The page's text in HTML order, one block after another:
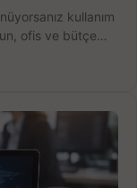
kullanım
ofis ve bütçe